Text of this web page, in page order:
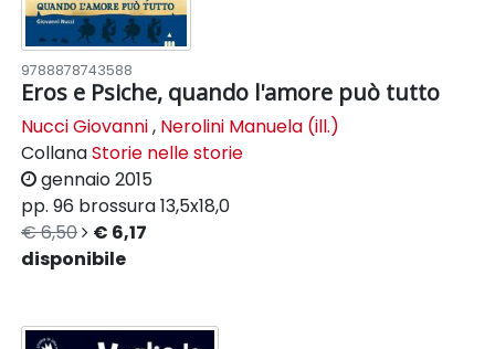
9788878743588
Eros e Psiche, quando l'amore può tutto
Nucci Giovanni, Nerolini Manuela (ill.)
CollanaStorie nelle storie
gennaio 2015
pp. 96 brossura13,5x18,0
€ 6,50
€ 6,17
disponibile